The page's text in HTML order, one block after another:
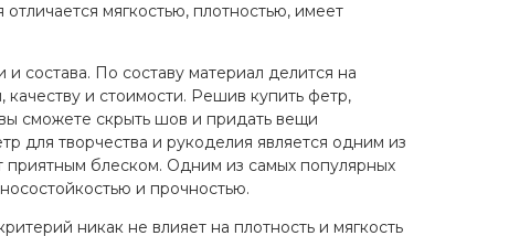
мягкостью, плотностью, имеет
состава. По составу материал делится на
и стоимости. Решив купить фетр,
сможете скрыть шов и придать вещи
для творчества и рукоделия является одним из
приятным блеском. Одним из самых популярных
и прочностью.
никак не влияет на плотность и мягкость